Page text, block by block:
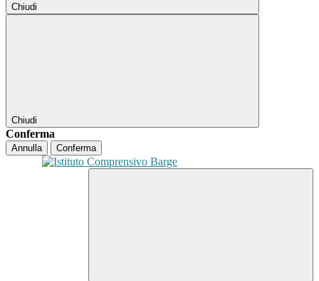
Chiudi
Chiudi
Conferma
Annulla Conferma